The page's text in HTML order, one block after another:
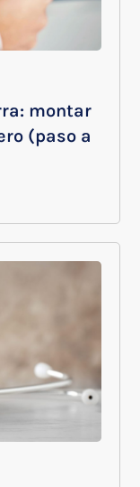
montar
(paso a